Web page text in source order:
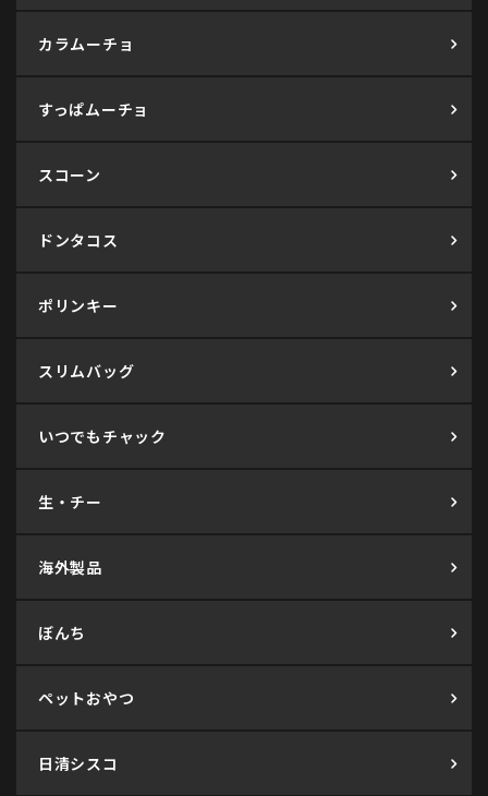
カラムーチョ
すっぱムーチョ
スコーン
ドンタコス
ポリンキー
スリムバッグ
いつでもチャック
生・チー
海外製品
ぼんち
ペットおやつ
日清シスコ